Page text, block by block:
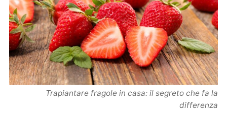
Trapiantare fragole in casa: il segreto che fa la
differenza